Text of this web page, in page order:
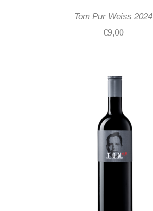
Tom Pur Weiss 2024
€9,00